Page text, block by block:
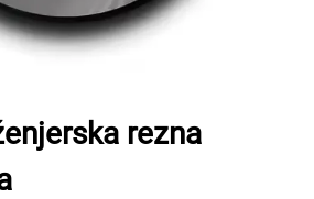
rezna